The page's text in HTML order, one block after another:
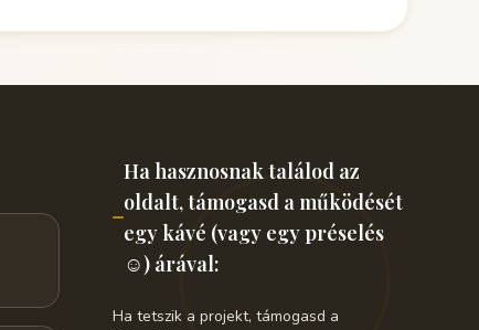
Ha hasznosnak találod az
oldalt, támogasd a működését
egy kávé (vagy egy préselés
☺️) árával:
Ha tetszik a projekt, támogasd a